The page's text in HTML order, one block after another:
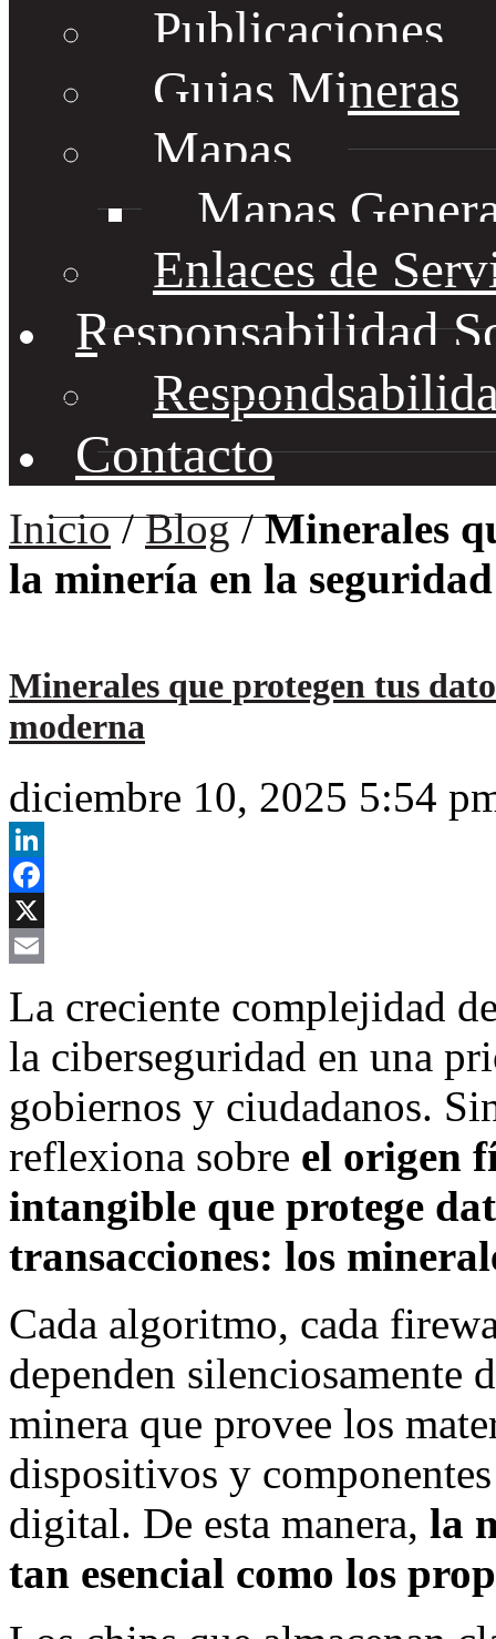
Publicaciones
Guias Mineras
Mapas
Mapas
Enlaces de
Responsabilidad
Contacto
Inicio/Blog/Minerales
la minería en la
Minerales que protegen tus
moderna
diciembre 10, 2025 5:54
LinkedIn
Facebook
X
La creciente complejidad
la ciberseguridad en una
gobiernos y ciudadanos.
reflexiona sobre el origen
intangible que protege
transacciones: los
Cada algoritmo, cada
dependen silenciosamente
minera que provee los
dispositivos y
digital. De esta manera, la
tan esencial como los